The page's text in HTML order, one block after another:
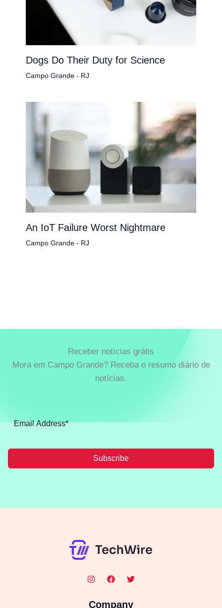
Dogs Do Their Duty for Science
Campo Grande - RJ
An IoT Failure Worst Nightmare
Campo Grande - RJ
Receber notícias grátis
Mora em Campo Grande? Receba o resumo diário de
notícias.
Subscribe
Company